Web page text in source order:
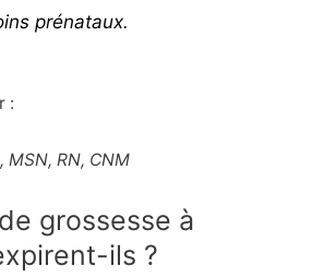
prénataux.
:
RN, CNM
grossesse à
ils ?